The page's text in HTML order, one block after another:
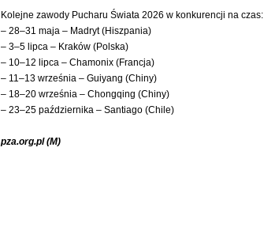
Kolejne zawody Pucharu Świata 2026 w konkurencji na czas:
– 28–31 maja – Madryt (Hiszpania)
– 3–5 lipca – Kraków (Polska)
– 10–12 lipca – Chamonix (Francja)
– 11–13 września – Guiyang (Chiny)
– 18–20 września – Chongqing (Chiny)
– 23–25 października – Santiago (Chile)
pza.org.pl (M)